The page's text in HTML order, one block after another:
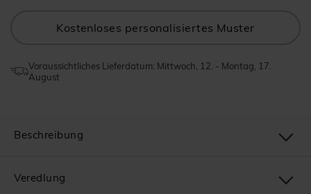
Kostenloses personalisiertes Muster
Voraussichtliches Lieferdatum: Mittwoch, 12. - Montag, 17.
August
Beschreibung
Veredlung